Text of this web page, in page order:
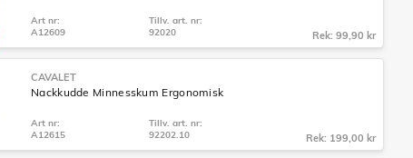
Art nr:
A12609
Tillv. art. nr:
92020
Rek: 99,90 kr
CAVALET
Nackkudde Minnesskum Ergonomisk
Art nr:
A12615
Tillv. art. nr:
92202.10
Rek: 199,00 kr